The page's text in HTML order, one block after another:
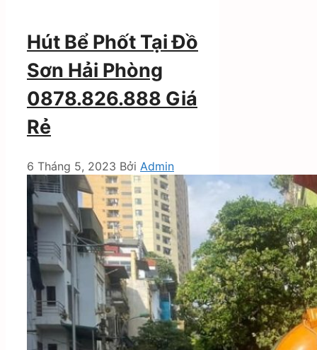
Hút Bể Phốt Tại Đồ
Sơn Hải Phòng
0878.826.888 Giá
Rẻ
6 Tháng 5, 2023 Bởi Admin